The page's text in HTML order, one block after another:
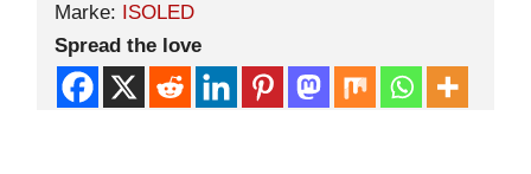
Marke: ISOLED
Spread the love